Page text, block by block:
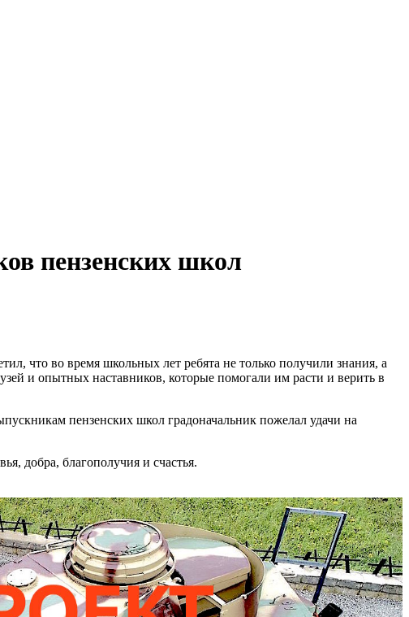
пензенских школ
что во время школьных лет ребята не только получили знания, а
и опытных наставников, которые помогали им расти и верить в
пензенских школ градоначальник пожелал удачи на
добра, благополучия и счастья.